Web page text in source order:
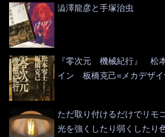
澁澤龍彦と手塚治虫
『零次元 機械紀行』 松
イン 板橋克己=メカデザイ
ただ取り付けるだけでリモ
光を強くしたり弱くしたり